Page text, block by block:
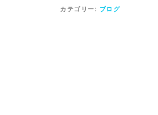
カテゴリー: ブログ